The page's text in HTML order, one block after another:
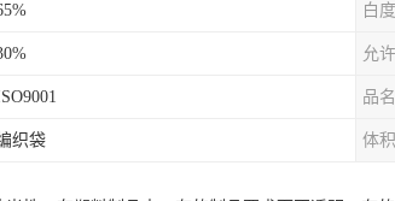
白度
允
品名
织袋 体积